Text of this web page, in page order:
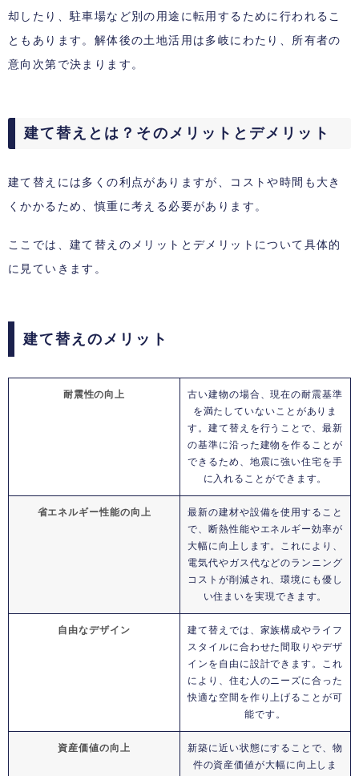
却したり、駐車場など別の用途に転用するために行われるこ
ともあります。解体後の土地活用は多岐にわたり、所有者の
意向次第で決まります。
建て替えとは？そのメリットとデメリット
建て替えには多くの利点がありますが、コストや時間も大き
くかかるため、慎重に考える必要があります。
ここでは、建て替えのメリットとデメリットについて具体的
に見ていきます。
建て替えのメリット
耐震性の向上
古い建物の場合、現在の耐震基準
を満たしていないことがありま
す。建て替えを行うことで、最新
の基準に沿った建物を作ることが
できるため、地震に強い住宅を手
に入れることができます。
省エネルギー性能の向上
最新の建材や設備を使用すること
で、断熱性能やエネルギー効率が
大幅に向上します。これにより、
電気代やガス代などのランニング
コストが削減され、環境にも優し
い住まいを実現できます。
自由なデザイン
建て替えでは、家族構成やライフ
スタイルに合わせた間取りやデザ
インを自由に設計できます。これ
により、住む人のニーズに合った
快適な空間を作り上げることが可
能です。
資産価値の向上
新築に近い状態にすることで、物
件の資産価値が大幅に向上しま